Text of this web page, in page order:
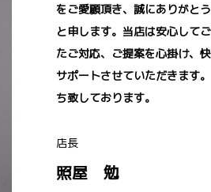
をご愛顧頂き、誠にありがと
と申します。当店は安心して
たご対応、ご提案を心掛け、
サポートさせていただきます
ち致しております。
店長
照屋 勉